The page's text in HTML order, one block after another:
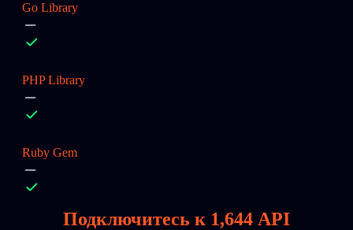
Go Library
PHP Library
Ruby Gem
Подключитесь к 1,644 API